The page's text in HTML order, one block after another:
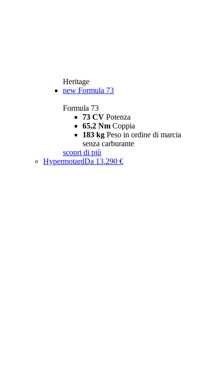
Heritage
new Formula 73
Formula 73
73 CV Potenza
65,2 Nm Coppia
183 kg Peso in ordine di marcia
senza carburante
scopri di più
HypermotardDa 13.290 €